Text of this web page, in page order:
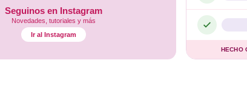
Seguinos en Instagram
Novedades, tutoriales y más
Ir al Instagram
HECHO